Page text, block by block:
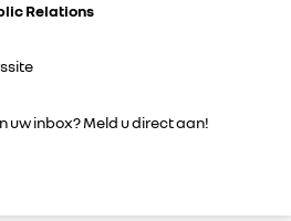
Relations
uw inbox? Meld u direct aan!